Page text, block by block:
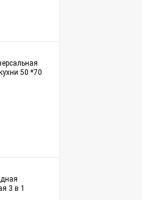
50 *70
3 в 1